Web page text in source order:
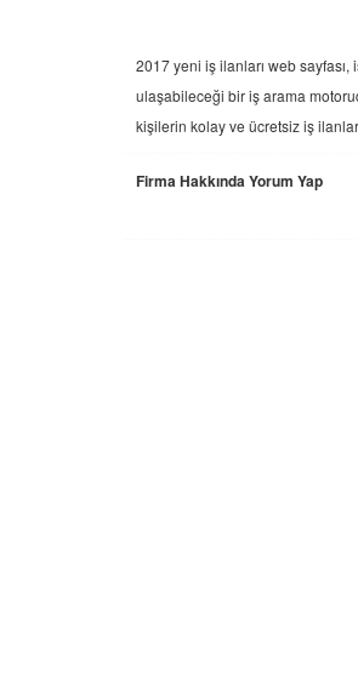
2017 yeni iş ilanları web sayfası,
ulaşabileceği bir iş arama
kişilerin kolay ve ücretsiz iş
Firma Hakkında Yorum Yap